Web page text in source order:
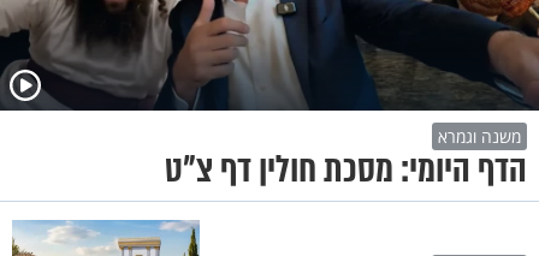
משנה וגמרא
הדף היומי: מסכת חולין דף צ"ט